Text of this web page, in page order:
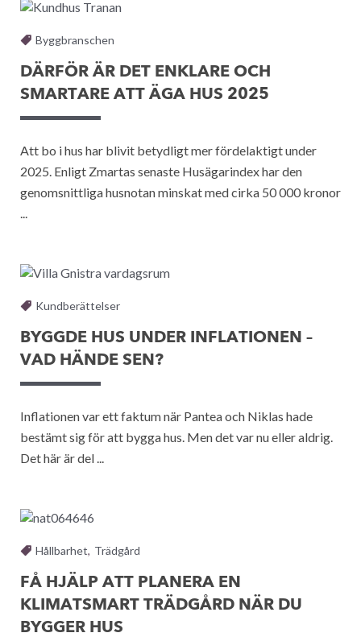
Byggbranschen
DÄRFÖR ÄR DET ENKLARE OCH
SMARTARE ATT ÄGA HUS 2025
Att bo i hus har blivit betydligt mer fördelaktigt under
2025. Enligt Zmartas senaste Husägarindex har den
genomsnittliga husnotan minskat med cirka 50 000 kronor
...
Kundberättelser
BYGGDE HUS UNDER INFLATIONEN –
VAD HÄNDE SEN?
Inflationen var ett faktum när Pantea och Niklas hade
bestämt sig för att bygga hus. Men det var nu eller aldrig.
Det här är del ...
Hållbarhet, Trädgård
FÅ HJÄLP ATT PLANERA EN
KLIMATSMART TRÄDGÅRD NÄR DU
BYGGER HUS